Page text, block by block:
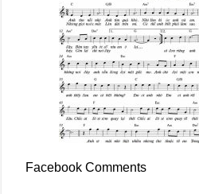
Facebook Comments